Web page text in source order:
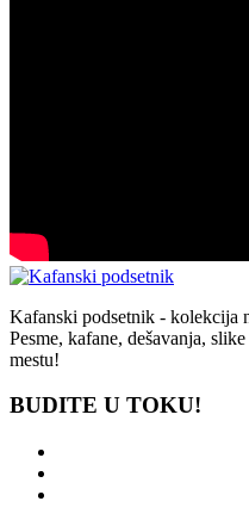
Kafanski podsetnik - kolekcija
Pesme, kafane, dešavanja,
mestu!
BUDITE U TOKU!